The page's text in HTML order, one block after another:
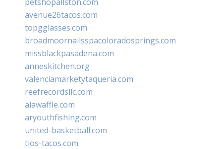
avenue26tacos.com
topgglasses.com
broadmoornailsspacoloradosprings.com
missblackpasadena.com
anneskitchen.org
valenciamarketytaqueria.com
reefrecordsllc.com
alawaffle.com
aryouthfishing.com
united-basketball.com
tios-tacos.com